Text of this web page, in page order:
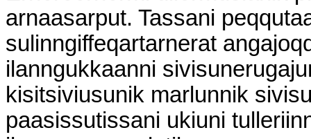
arnaasarput. Tassani
sulinngiffeqartarnerat
ilanngukkaanni
kisitsiviusunik marlunnik
paasissutissani ukiuni